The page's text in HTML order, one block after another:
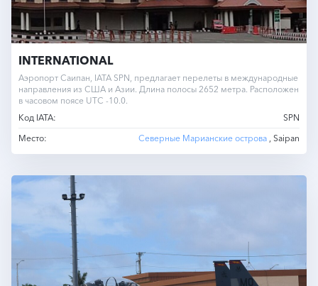
INTERNATIONAL
Аэропорт Саипан, IATA SPN, предлагает перелеты в международные
направления из США и Азии. Длина полосы 2652 метра. Расположен
в часовом поясе UTC -10.0.
Код IATA:
SPN
Место:
Северные Марианские острова , Saipan